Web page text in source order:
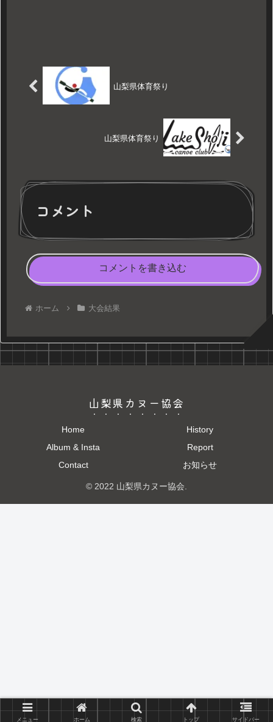
山梨県体育祭り
山梨県体育祭り
コメント
コメントを書き込む
ホーム 大会結果
山梨県カヌー協会
Home
History
Album & Insta
Report
Contact
お知らせ
© 2022 山梨県カヌー協会.
メニュー ホーム 検索 トップ サイドバー